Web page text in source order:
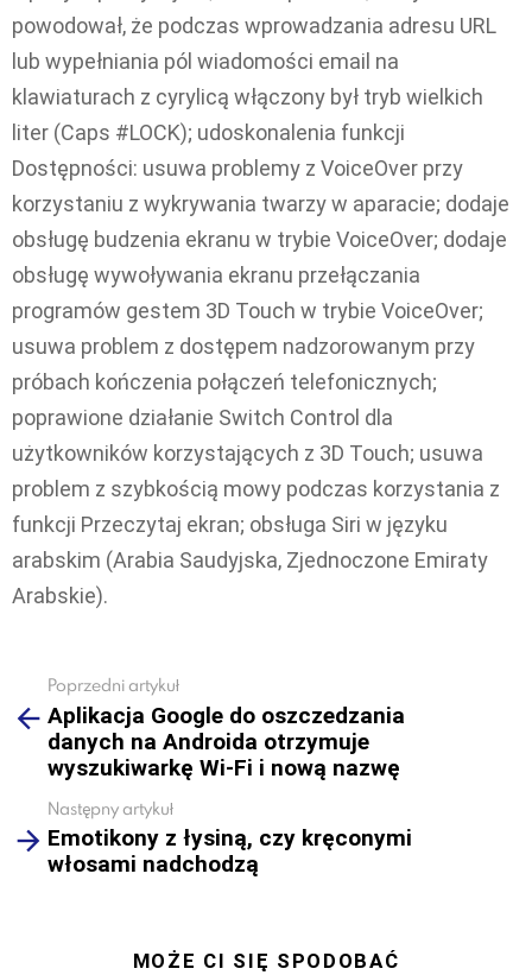
powodował, że podczas wprowadzania adresu URL
lub wypełniania pól wiadomości email na
klawiaturach z cyrylicą włączony był tryb wielkich
liter (Caps #LOCK); udoskonalenia funkcji
Dostępności: usuwa problemy z VoiceOver przy
korzystaniu z wykrywania twarzy w aparacie; dodaje
obsługę budzenia ekranu w trybie VoiceOver; dodaje
obsługę wywoływania ekranu przełączania
programów gestem 3D Touch w trybie VoiceOver;
usuwa problem z dostępem nadzorowanym przy
próbach kończenia połączeń telefonicznych;
poprawione działanie Switch Control dla
użytkowników korzystających z 3D Touch; usuwa
problem z szybkością mowy podczas korzystania z
funkcji Przeczytaj ekran; obsługa Siri w języku
arabskim (Arabia Saudyjska, Zjednoczone Emiraty
Arabskie).
more
Poprzedni artykuł
Aplikacja Google do oszczedzania
danych na Androida otrzymuje
wyszukiwarkę Wi-Fi i nową nazwę
Następny artykuł
Emotikony z łysiną, czy kręconymi
włosami nadchodzą
MOŻE CI SIĘ SPODOBAĆ